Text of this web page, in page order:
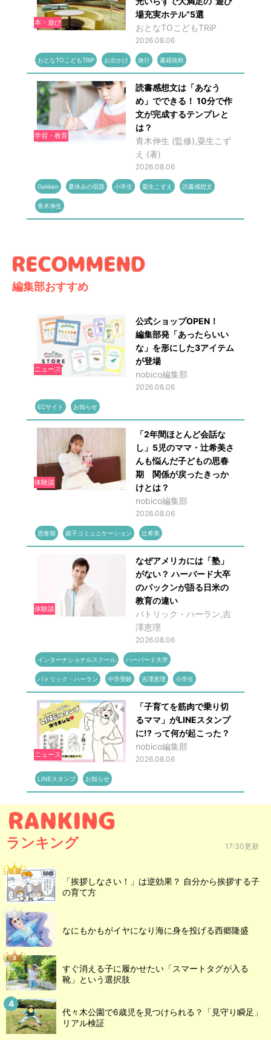
本・遊び
場充実ホテル”5選
おとなTOこどもTRiP
2026.08.06
おとなTOこどもTRiP お出かけ 旅行 書籍抜粋
学習・教育
読書感想文は「あなう
め」でできる！ 10分で作
文が完成するテンプレと
は？
青木伸生 (監修),粟生こず
え (著)
2026.08.06
Gakken 夏休みの宿題 小学生 粟生こずえ 読書感想文
青木伸生
編集部おすすめ
ニュース
公式ショップOPEN！
編集部発「あったらいい
な」を形にした3アイテム
が登場
nobico編集部
2026.08.06
ECサイト お知らせ
体験談
「2年間ほとんど会話な
し」5児のママ・辻希美さ
んも悩んだ子どもの思春
期 関係が戻ったきっか
けとは？
nobico編集部
2026.08.06
思春期 親子コミュニケーション 辻希美
体験談
なぜアメリカには「塾」
がない？ ハーバード大卒
のパックンが語る日米の
教育の違い
パトリック・ハーラン,吉
澤恵理
2026.08.06
インターナショナルスクール ハーバード大学
パトリック・ハーラン 中学受験 吉澤恵理 小学生
ニュース
「子育てを筋肉で乗り切
るママ」がLINEスタンプ
に!? って何が起こった？
nobico編集部
2026.08.06
LINEスタンプ お知らせ
ランキング 17:30更新
「挨拶しなさい！」は逆効果？ 自分から挨拶する子
の育て方
なにもかもがイヤになり海に身を投げる西郷隆盛
すぐ消える子に履かせたい「スマートタグが入る
靴」という選択肢
代々木公園で6歳児を見つけられる？「見守り瞬足」
リアル検証